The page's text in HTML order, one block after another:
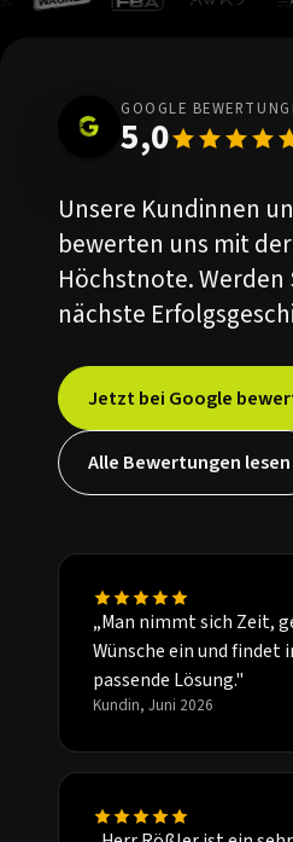
GOOGLE
5,0
Unsere Kundinnen
bewerten uns mit der
Höchstnote. Werden
nächste
Jetzt bei Google
Alle Bewertungen lesen
„Man nimmt sich Zeit,
Wünsche ein und findet
passende Lösung."
Kundin, Juni 2026